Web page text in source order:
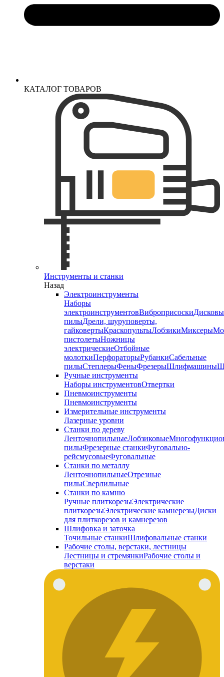
КАТАЛОГ ТОВАРОВ
Инструменты и станки
Назад
Электроинструменты
Наборы
электроинструментовВиброприсоски
пилыДрели, шуруповерты,
гайковертыКраскопультыЛобзикиМиксеры
пистолетыНожницы
электрическиеОтбойные
молоткиПерфораторыРубанкиСабельные
пилыСтеплерыФеныФрезерыШлифмашины
Ручные инструменты
Наборы инструментовОтвертки
Пневмоинструменты
Пневмоинструменты
Измерительные инструменты
Лазерные уровни
Станки по дереву
ЛенточнопильныеЛобзиковые
пилыФрезерные станкиФуговально-
рейсмусовыеФуговальные
Станки по металлу
ЛенточнопильныеОтрезные
пилыСверлильные
Станки по камню
Ручные плиткорезыЭлектрические
плиткорезыЭлектрические камнерезыДиски
для плиткорезов и камнерезов
Шлифовка и заточка
Точильные станкиШлифовальные станки
Рабочие столы, верстаки, лестницы
Лестницы и стремянкиРабочие столы и
верстаки